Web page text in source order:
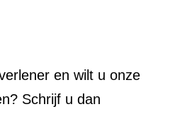
en wilt u onze
Schrijf u dan